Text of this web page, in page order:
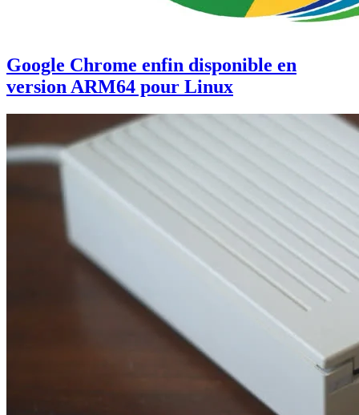
Google Chrome enfin disponible en
version ARM64 pour Linux